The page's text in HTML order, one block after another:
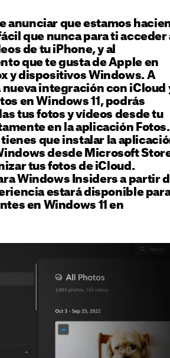
anunciar que estamos
que nunca para ti acceder
de tu iPhone, y al
que te gusta de Apple en
y dispositivos Windows. A
nueva integración con iCloud
en Windows 11, podrás
tus fotos y vídeos desde tu
en la aplicación Fotos.
que instalar la
desde Microsoft
tus fotos de iCloud.
Windows Insiders a partir
estará disponible
en Windows 11 en